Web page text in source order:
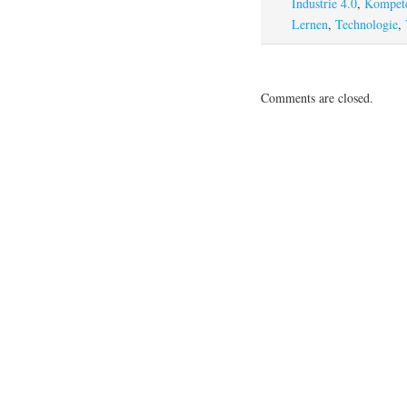
Lernen, Technologie,
Comments are closed.